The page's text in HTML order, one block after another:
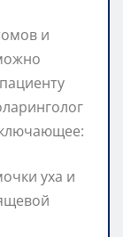
и
уха и